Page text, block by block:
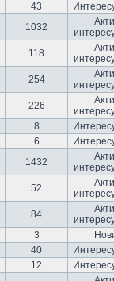
43
1032
118
254
226
8
6
1432
52
84
3
40
12